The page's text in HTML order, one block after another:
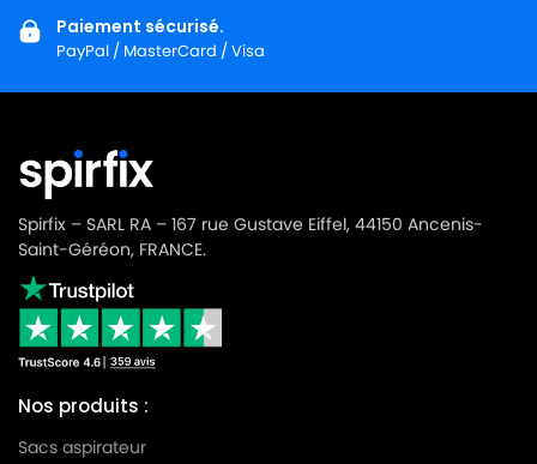
Paiement sécurisé.
PayPal / MasterCard / Visa
Spirfix – SARL RA – 167 rue Gustave Eiffel, 44150 Ancenis-
Saint-Géréon, FRANCE.
Nos produits :
Sacs aspirateur